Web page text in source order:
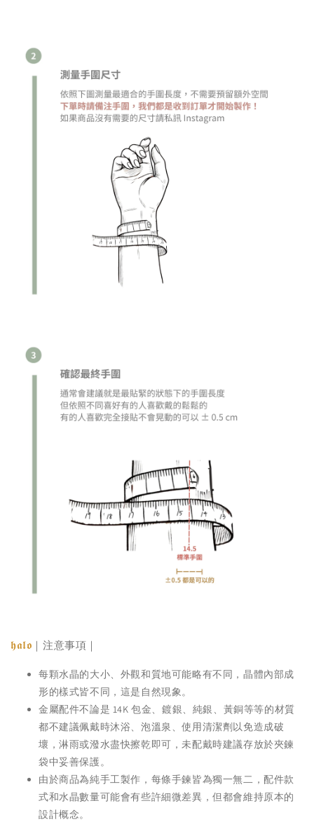
𝖍𝖆𝖑𝖔 ｜注意事項｜
每顆水晶的大小、外觀和質地可能略有不同，晶體內部成
形的樣式皆不同，這是自然現象。
金屬配件不論是 14K 包金、鍍銀、純銀、黃銅等等的材質
都不建議佩戴時沐浴、泡溫泉、使用清潔劑以免造成破
壞，淋雨或潑水盡快擦乾即可，未配戴時建議存放於夾鍊
袋中妥善保護。
由於商品為純手工製作，每條手鍊皆為獨一無二，配件款
式和水晶數量可能會有些許細微差異，但都會維持原本的
設計概念。